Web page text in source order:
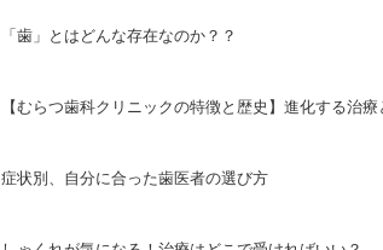
「歯」とはどんな存在なのか？？
【むらつ歯科クリニックの特徴と歴史】進化する治
症状別、自分に合った歯医者の選び方